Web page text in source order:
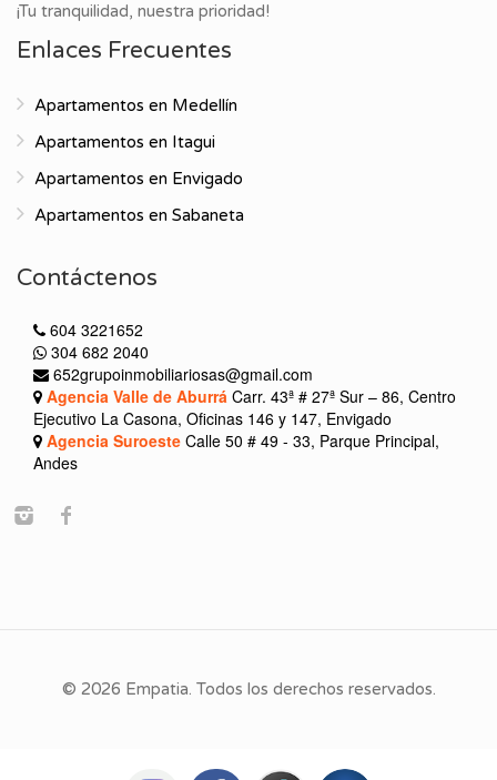
¡Tu tranquilidad, nuestra prioridad!
Enlaces Frecuentes
Apartamentos en Medellín
Apartamentos en Itagui
Apartamentos en Envigado
Apartamentos en Sabaneta
Contáctenos
604 3221652
304 682 2040
652grupoinmobiliariosas@gmail.com
Agencia Valle de Aburrá Carr. 43ª # 27ª Sur – 86, Centro
Ejecutivo La Casona, Oficinas 146 y 147, Envigado
Agencia Suroeste Calle 50 # 49 - 33, Parque Principal,
Andes
© 2026 Empatia. Todos los derechos reservados.